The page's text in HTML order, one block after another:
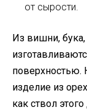
от сырости.
Из вишни, бука,
поверхностью.
изделие из
как ствол